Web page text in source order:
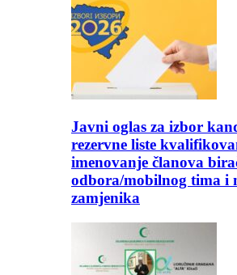
Javni oglas za izbor
rezervne liste
imenovanje članova
odbora/mobilnog tima i
zamjenika